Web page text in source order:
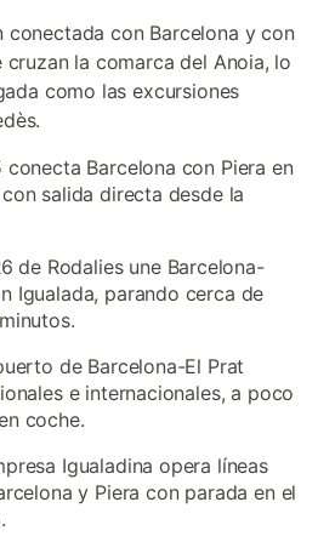
conectada con Barcelona y con
la comarca del Anoia, lo
como las excursiones
conecta Barcelona con Piera en
salida directa desde la
de Rodalies une Barcelona-
Igualada, parando cerca de
de Barcelona-El Prat
e internacionales, a poco
coche.
Igualadina opera líneas
y Piera con parada en el